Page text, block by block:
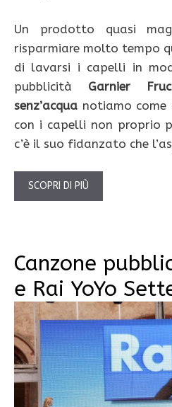
Un prodotto quasi
risparmiare molto tempo
di lavarsi i capelli in
pubblicità Garnier
senz’acqua notiamo
con i capelli non proprio
c’è il suo fidanzato che
SCOPRI DI PIÙ
Canzone
e Rai YoYo